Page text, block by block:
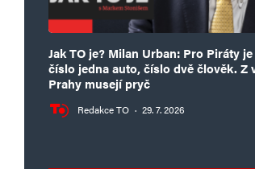
Jak TO je? Milan Urban: Pro Piráty
číslo jedna auto, číslo dvě člověk. Z
Prahy musejí pryč
Redakce TO · 29. 7. 2026